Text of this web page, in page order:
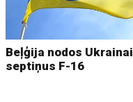
Beļģija nodos Ukrainai
septiņus F-16